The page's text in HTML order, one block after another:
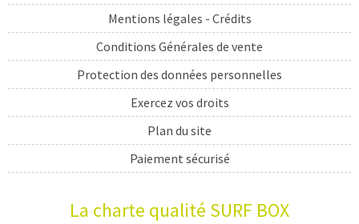
Mentions légales - Crédits
Conditions Générales de vente
Protection des données personnelles
Exercez vos droits
Plan du site
Paiement sécurisé
cadeau sport
La charte qualité SURF BOX